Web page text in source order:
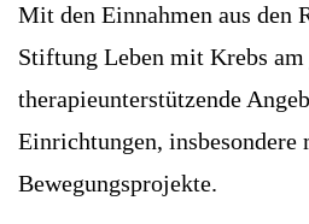
Mit den Einnahmen aus den
Stiftung Leben mit Krebs
therapieunterstützende
Einrichtungen, insbesondere
Bewegungsprojekte.